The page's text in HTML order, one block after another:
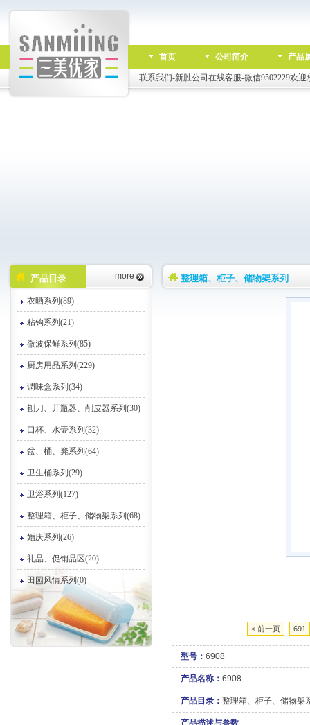
首页 公司简介 产品
联系我们-新胜公司在线客服-微信9502229欢迎
产品目录 more
衣晒系列(89)
粘钩系列(21)
微波保鲜系列(85)
厨房用品系列(229)
调味盒系列(34)
刨刀、开瓶器、削皮器系列(30)
口杯、水壶系列(32)
盆、桶、凳系列(64)
卫生桶系列(29)
卫浴系列(127)
整理箱、柜子、储物架系列(68)
婚庆系列(26)
礼品、促销品区(20)
田园风情系列(0)
整理箱、柜子、储物架系列
< 前一页 691
型号： 6908
产品名称： 6908
产品目录： 整理箱、柜子、储物架
产品描述与参数